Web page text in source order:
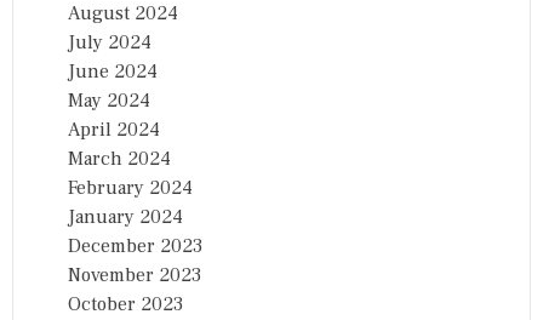
August 2024
July 2024
June 2024
May 2024
April 2024
March 2024
February 2024
January 2024
December 2023
November 2023
October 2023